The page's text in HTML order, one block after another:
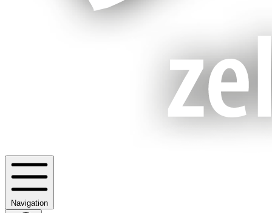
Navigation